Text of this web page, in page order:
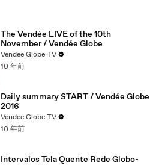
The Vendée LIVE of the 10th
November / Vendée Globe
Vendee Globe TV
10 年前
Daily summary START / Vendée Globe
2016
Vendee Globe TV
10 年前
Intervalos Tela Quente Rede Globo-